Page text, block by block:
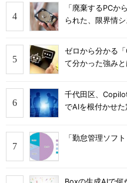
「廃棄するPCか
られた、限界情
ゼロから分かる
て分かった強みと
千代田区、
でAIを根付かせ
「勤怠管理ソフ